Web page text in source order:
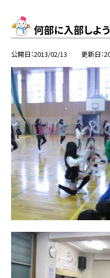
何部に入部しよ
公開日 2013/02/13 更新日